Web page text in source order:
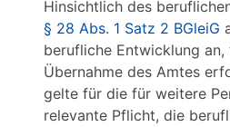
Hinsichtlich des
§ 28 Abs. 1 Satz 2 BGleiG
berufliche Entwicklung
Übernahme des Amtes
gelte für die für weitere
relevante Pflicht, die